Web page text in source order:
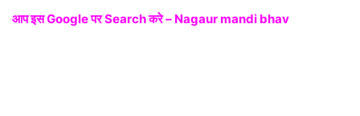
आप इस Google पर Search करे – Nagaur mandi bhav